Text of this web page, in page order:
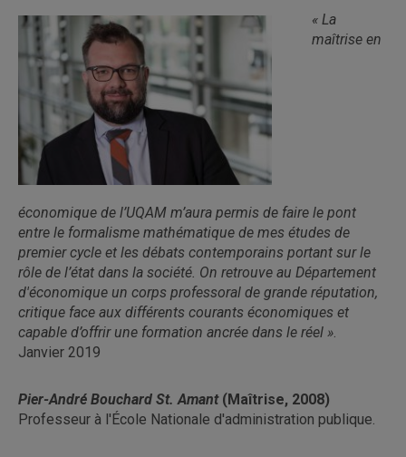
« La
maîtrise en
économique de l’UQAM m’aura permis de faire le pont
entre le formalisme mathématique de mes études de
premier cycle et les débats contemporains portant sur le
rôle de l’état dans la société. On retrouve au Département
d'économique un corps professoral de grande réputation,
critique face aux différents courants économiques et
capable d’offrir une formation ancrée dans le réel ».
Janvier 2019
Pier-André Bouchard St. Amant (Maîtrise, 2008)
Professeur à l'École Nationale d'administration publique.